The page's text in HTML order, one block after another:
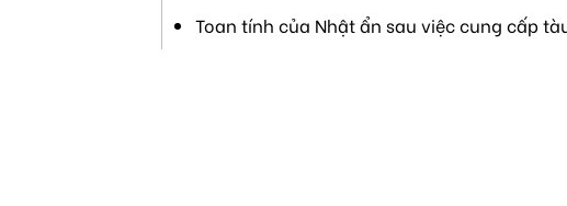
Toan tính của Nhật ẩn sau việc cung cấp